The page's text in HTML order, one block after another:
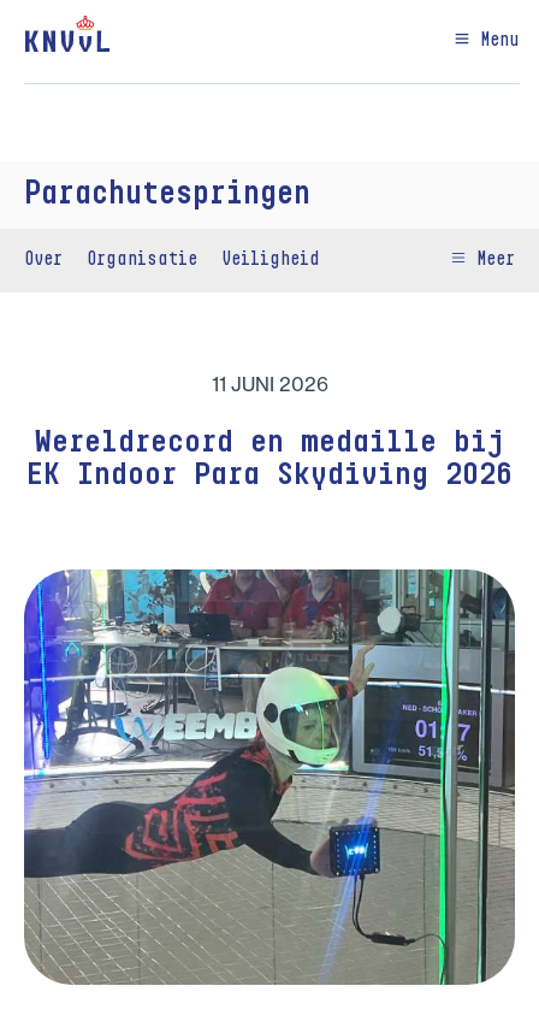
Menu
Parachutespringen
Over Organisatie Veiligheid Meer
11 JUNI 2026
Wereldrecord en medaille bij
EK Indoor Para Skydiving 2026